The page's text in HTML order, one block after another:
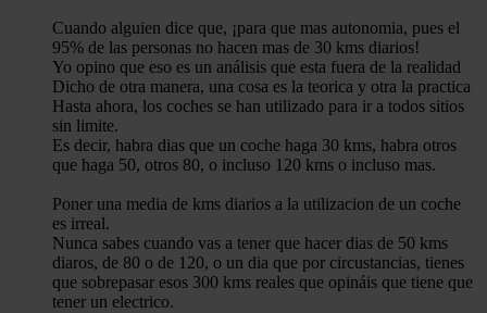
Cuando alguien dice que, ¡para que mas autonomia, pues el
95% de las personas no hacen mas de 30 kms diarios!
Yo opino que eso es un análisis que esta fuera de la realidad
Dicho de otra manera, una cosa es la teorica y otra la practica
Hasta ahora, los coches se han utilizado para ir a todos sitios
sin limite.
Es decir, habra dias que un coche haga 30 kms, habra otros
que haga 50, otros 80, o incluso 120 kms o incluso mas.
Poner una media de kms diarios a la utilizacion de un coche
es irreal.
Nunca sabes cuando vas a tener que hacer dias de 50 kms
diaros, de 80 o de 120, o un dia que por circustancias, tienes
que sobrepasar esos 300 kms reales que opináis que tiene que
tener un electrico.